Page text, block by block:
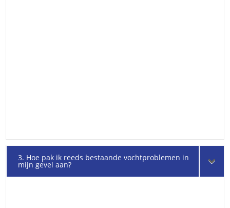
3. Hoe pak ik reeds bestaande vochtproblemen in
mijn gevel aan?